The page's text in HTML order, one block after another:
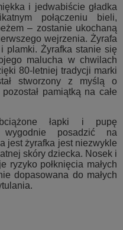
i jedwabiście gładka
połączeniu bieli,
– zostanie ukochaną
wejrzenia. Żyrafa
plamki. Żyrafka stanie się
malucha w chwilach
80-letniej tradycji marki
stworzony z myślą o
pamiątką na całe
łapki i pupę
posadzić na
jest żyrafka jest niezwykle
skóry dziecka. Nosek i
ryzyko połknięcia małych
dopasowana do małych